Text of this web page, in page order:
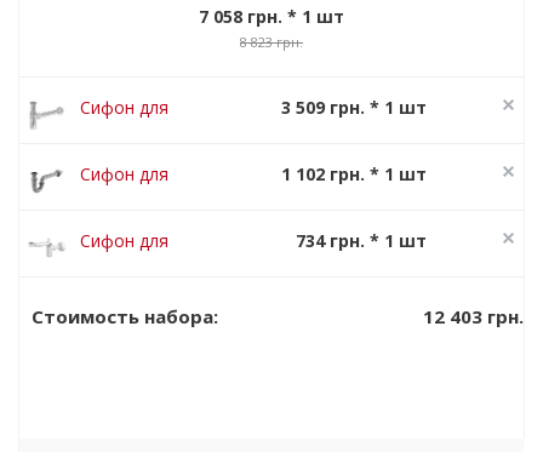
7 058 грн. * 1 шт
8 823 грн.
Сифон для
Ravak Chrome
3 509 грн. * 1 шт
Сифон для
Ravak Chrome
1 102 грн. * 1 шт
Сифон для
734 грн. * 1 шт
Стоимость набора: 12 403 грн.